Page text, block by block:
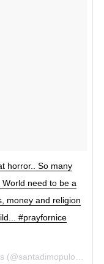
horror.. So many
need to be a
money and religion
#prayfornice